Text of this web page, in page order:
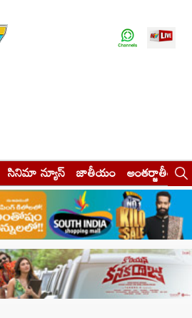
సినిమా న్యూస్ జాతీయం అంతర్జాతీయం